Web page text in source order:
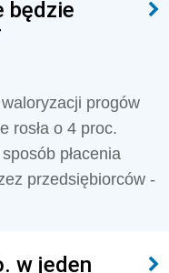
będzie
progów
rosła o 4 proc.
płacenia
przedsiębiorców -
w jeden